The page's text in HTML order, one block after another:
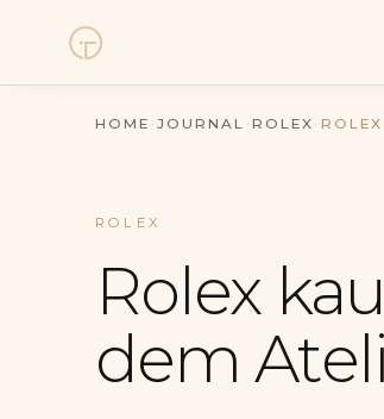
Uhren
Uhrenankauf
Service
Geschichte
HOME · JOURNAL · ROLEX ·
ROLEX
Rolex
dem